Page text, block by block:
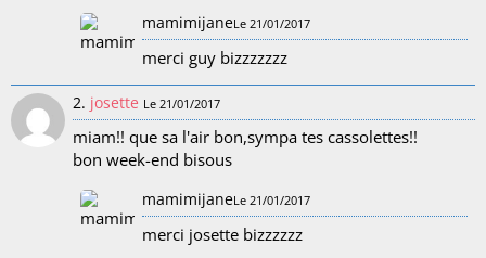
mamimijaneLe 21/01/2017
merci guy bizzzzzzz
2. josette Le 21/01/2017
miam!! que sa l'air bon,sympa tes cassolettes!!
bon week-end bisous
mamimijaneLe 21/01/2017
merci josette bizzzzzz